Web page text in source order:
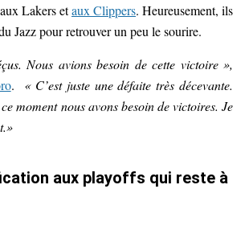
Lakers etaux Clippers. Heureusement, ils
Jazz pour retrouver un peu le sourire.
Nous avions besoin de cette victoire »,
.
« C’est juste une défaite très décevante.
moment nous avons besoin de victoires. Je
aux playoffs qui reste à